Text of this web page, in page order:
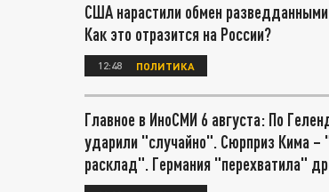
США нарастили обмен
Как это отразится на России?
12:48 ПОЛИТИКА
Главное в ИноСМИ 6 августа: По
ударили "случайно". Сюрприз Кима
расклад". Германия "перехватила"